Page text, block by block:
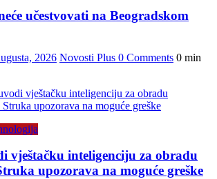
učestvovati na Beogradskom
2026 Novosti Plus 0 Comments 0 min
vještačku inteligenciju za obradu
upozorava na moguće greške